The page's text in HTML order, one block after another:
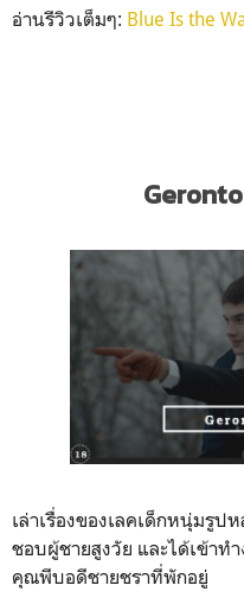
อ่านรีวิวเต็มๆ: Blue Is the
เล่าเรื่องของเลคเด็กหนุ่มรู
ชอบผู้ชายสูงวัย และได้เข้าท
คุณพีบอดีชายชราที่พักอยู่